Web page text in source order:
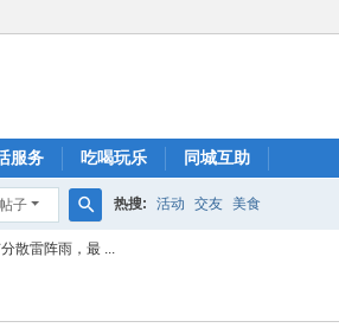
服务 吃喝玩乐 同城互助
帖子
搜
热搜: 活动 交友 美食
散雷阵雨，最 ...